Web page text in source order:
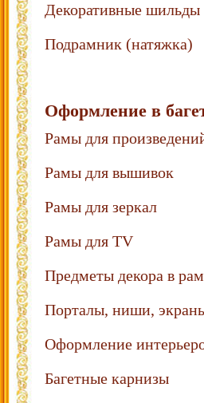
Декоративные шильды
Подрамник (натяжка)
Оформление в
Рамы для
Рамы для вышивок
Рамы для зеркал
Рамы для TV
Предметы декора в
Порталы, ниши,
Оформление
Багетные карнизы